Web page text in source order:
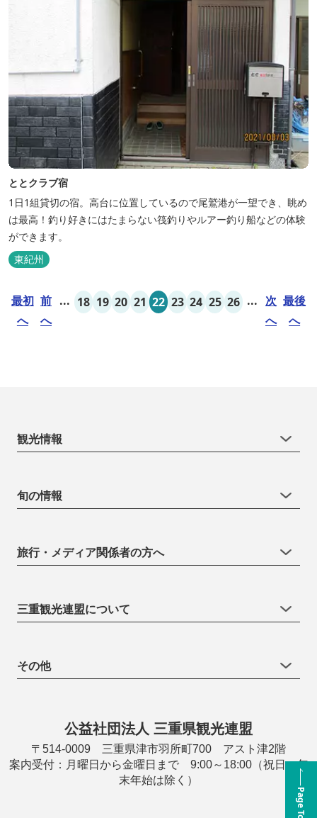
ととクラブ宿
1日1組貸切の宿。高台に位置しているので尾鷲港が一望でき、眺め
は最高！釣り好きにはたまらない筏釣りやルアー釣り船などの体験
ができます。
東紀州
最初
へ
前
へ
... 18 19 20 21 22 23 24 25 26 ... 次
へ
最後
へ
Page Top
観光情報
旬の情報
旅行・メディア関係者の方へ
三重観光連盟について
その他
公益社団法人 三重県観光連盟
〒514-0009 三重県津市羽所町700 アスト津2階
案内受付：月曜日から金曜日まで 9:00～18:00（祝日・年
末年始は除く）